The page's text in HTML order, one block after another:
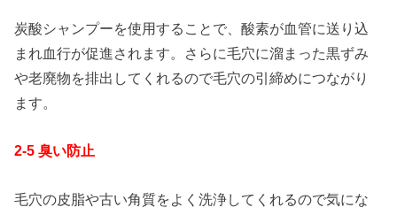
炭酸シャンプーを使用することで、酸素が血管に送り込
まれ血行が促進されます。さらに毛穴に溜まった黒ずみ
や老廃物を排出してくれるので毛穴の引締めにつながり
ます。
2-5 臭い防止
毛穴の皮脂や古い角質をよく洗浄してくれるので気にな